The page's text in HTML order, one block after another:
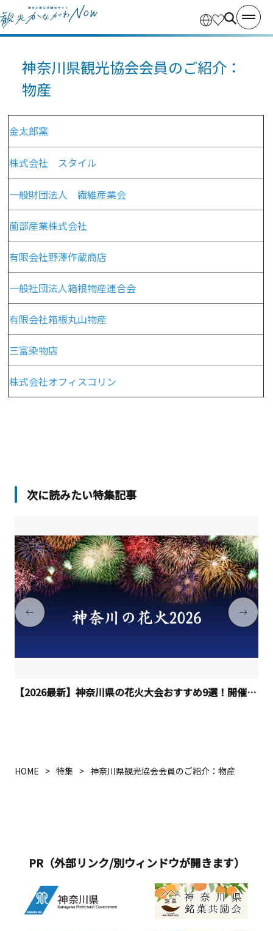
神奈川県観光協会会員のご紹介：
物産
金太郎窯
株式会社 スタイル
一般財団法人 繊維産業会
薗部産業株式会社
有限会社野澤作蔵商店
一般社団法人箱根物産連合会
有限会社箱根丸山物産
三富染物店
株式会社オフィスコリン
次に読みたい特集記事
【2026最新】神奈川県の花火大会おすすめ9選！開催日程
HOME 特集 神奈川県観光協会会員のご紹介：物産
PR（外部リンク/別ウィンドウが開きます）